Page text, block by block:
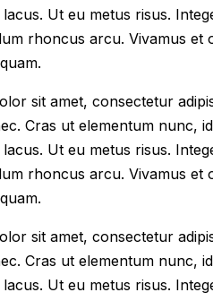
Ut eu metus risus.
rhoncus arcu. Vivamus et
sit amet, consectetur
Cras ut elementum nunc,
Ut eu metus risus.
rhoncus arcu. Vivamus et
sit amet, consectetur
Cras ut elementum nunc,
Ut eu metus risus.